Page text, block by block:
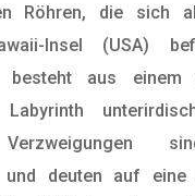
Röhren, die sich
Insel (USA)
besteht aus einem
Labyrinth
und deuten auf eine